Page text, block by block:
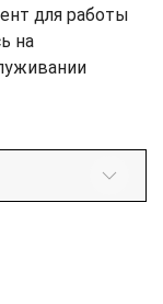
для работы
на